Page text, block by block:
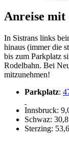
Anreise mit
In Sistrans links
hinaus (immer die
bis zum Parkplatz
Rodelbahn. Bei
mitzunehmen!
Parkplatz:
Innsbruck:
Schwaz:
Sterzing: